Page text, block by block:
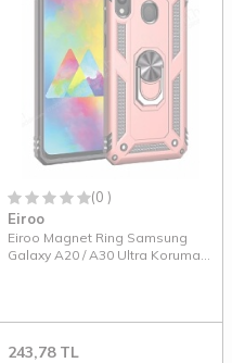
(0 )
Eiroo
Eiroo Magnet Ring Samsung
Galaxy A20 / A30 Ultra Koruma
243,78TL